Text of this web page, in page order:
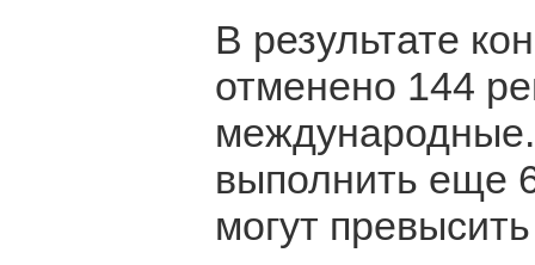
В результате
отменено 144
выполнить еще
могут